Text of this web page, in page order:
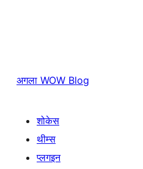
अगला WOW Blog
शोकेस
थीम्स
प्लगइन